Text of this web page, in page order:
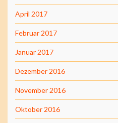
April 2017
Februar 2017
Januar 2017
Dezember 2016
November 2016
Oktober 2016